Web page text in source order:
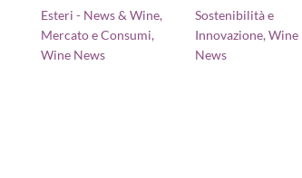
Esteri - News & Wine,
Mercato e Consumi,
Wine News
Sostenibilità e
Innovazione,Wine
News